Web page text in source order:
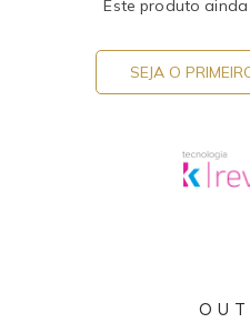
Este produto
SEJA O